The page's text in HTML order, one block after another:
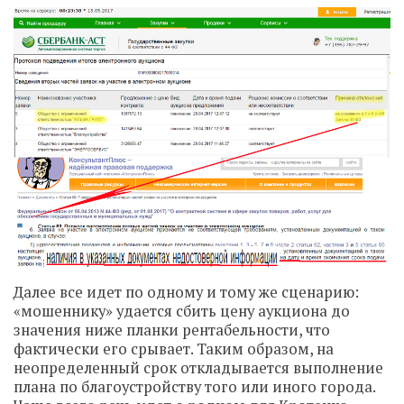
Далее все идет по одному и тому же сценарию:
«мошеннику» удается сбить цену аукциона до
значения ниже планки рентабельности, что
фактически его срывает. Таким образом, на
неопределенный срок откладывается выполнение
плана по благоустройству того или иного города.